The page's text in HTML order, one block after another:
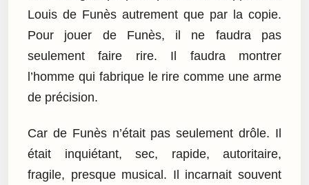
Louis de Funès autrement que par la copie.
Pour jouer de Funès, il ne faudra pas
seulement faire rire. Il faudra montrer
l’homme qui fabrique le rire comme une arme
de précision.
Car de Funès n’était pas seulement drôle. Il
était inquiétant, sec, rapide, autoritaire,
fragile, presque musical. Il incarnait souvent